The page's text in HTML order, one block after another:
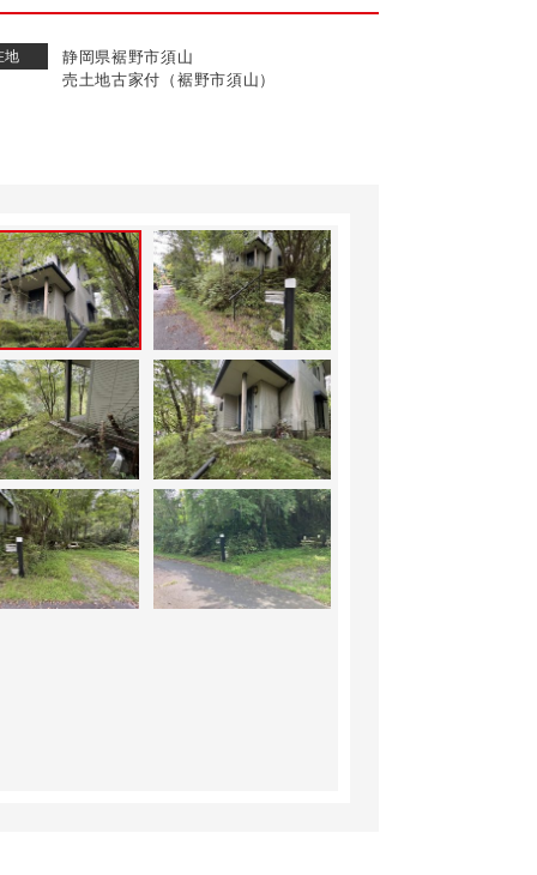
地
静岡県裾野市須山
売土地古家付（裾野市須山）